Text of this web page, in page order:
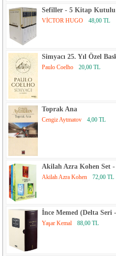
Sefiller - 5 Kitap Kutulu
VİCTOR HUGO 48,00 TL
Simyacı 25. Yıl Özel
Paulo Coelho 20,00 TL
Toprak Ana
Cengiz Aytmatov 4,00 TL
Akilah Azra Kohen Set
Akilah Azra Kohen 72,00 TL
İnce Memed (Delta Seri
Yaşar Kemal 88,00 TL